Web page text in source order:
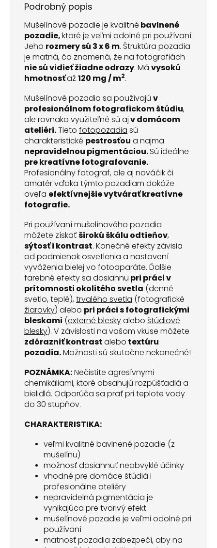
Podrobný popis
Mušelínové pozadie je kvalitné bavlnené
pozadie,ktoré je veľmi odolné pri používaní.
Jeho rozmery sú 3 x 6 m. Štruktúra pozadia
je matná, čo znamená, že na fotografiách
nie sú vidieť žiadne odrazy. Má vysokú
hmotnosťaž 120 mg / m2.
Mušelínové pozadia sa používajú v
profesionálnom fotografickom štúdiu,
ale rovnako využiteľné sú ajv domácom
ateliéri.Tieto fotopozadia sú
charakteristické pestrosťou a najmä
nepravidelnou pigmentáciou.Sú ideálne
pre kreatívne fotografovanie.
Profesionálny fotograf, ale aj nováčik či
amatér vďaka týmto pozadiam dokáže
oveľa efektívnejšie vytvárať kreatívne
fotografie.
Pri používaní mušelínového pozadia
môžete získaťširokú škálu odtieňov,
sýtosť i kontrast. Konečné efekty závisia
od podmienok osvetlenia a nastavení
vyváženia bielej vo fotoaparáte. Ďalšie
farebné efekty sa dosiahnu pri práci v
prítomnosti okolitého svetla (denné
svetlo, teplé),trvalého svetla (fotografické
žiarovky) alebo pri práci s fotografickými
bleskami (externé bleskyalebo štúdiové
blesky). V závislosti na vašom vkuse môžete
zdôrazniť kontrastalebo textúru
pozadia.Možnosti sú skutočne nekonečné!
POZNÁMKA:Nečistite agresívnymi
chemikáliami, ktoré obsahujú rozpúšťadlá a
bielidlá. Odporúča sa prať pri teplote vody
do 30 stupňov.
CHARAKTERISTIKA:
veľmi kvalitné bavlnené pozadie (z
mušelínu)
možnosť dosiahnuť neobvyklé účinky
vhodné pre domáce štúdiá i
profesionálne ateliéry
nepravidelná pigmentácia je
vynikajúca pre tvorivý efekt
mušelínové pozadie je veľmi odolné pri
používaní
matnosť pozadia zabezpečí, aby na